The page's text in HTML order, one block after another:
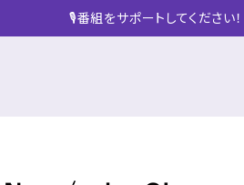
🎙番組をサポートしてください！